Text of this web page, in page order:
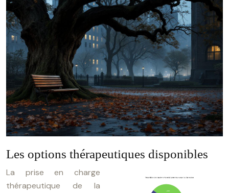
Les options thérapeutiques disponibles
La prise en charge
thérapeutique de la